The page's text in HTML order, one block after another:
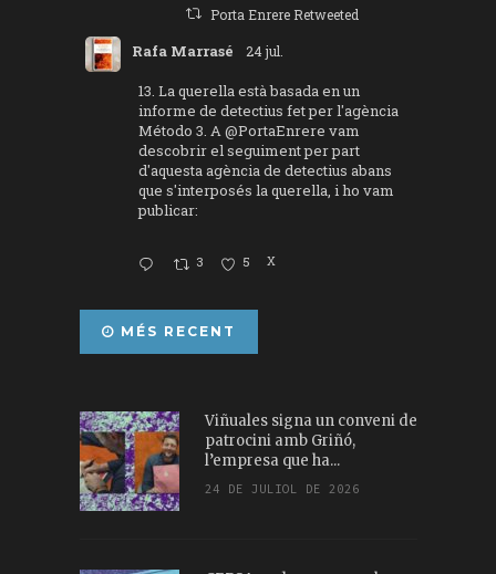
Porta Enrere Retweeted
Rafa Marrasé 24 jul.
13. La querella està basada en un
informe de detectius fet per l'agència
Método 3. A@PortaEnrere vam
descobrir el seguiment per part
d'aquesta agència de detectius abans
que s'interposés la querella, i ho vam
publicar:
3 5 X
MÉS RECENT
Viñuales signa un conveni de
patrocini amb Griñó,
l’empresa que ha...
24 DE JULIOL DE 2026